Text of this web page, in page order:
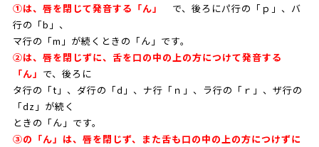
①は、唇を閉じて発音する「ん」
で、後ろにパ行の「ｐ」、バ
行の「b」、
マ行の「m」が続くときの「ん」です。
②は、唇を閉じずに、舌を口の中の上の方につけて発音する
「ん」 で、後ろに
タ行の「t」、ダ行の「d」、ナ行「ｎ」、ラ行の「ｒ」、ザ行の
「dz」が続く
ときの「ん」です。
③の「ん」は、唇を閉じず、また舌も口の中の上の方につけずに